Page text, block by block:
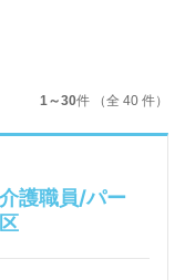
1～30件 （全 40 件）
護職員/パー